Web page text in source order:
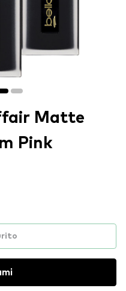
Matte
Pink